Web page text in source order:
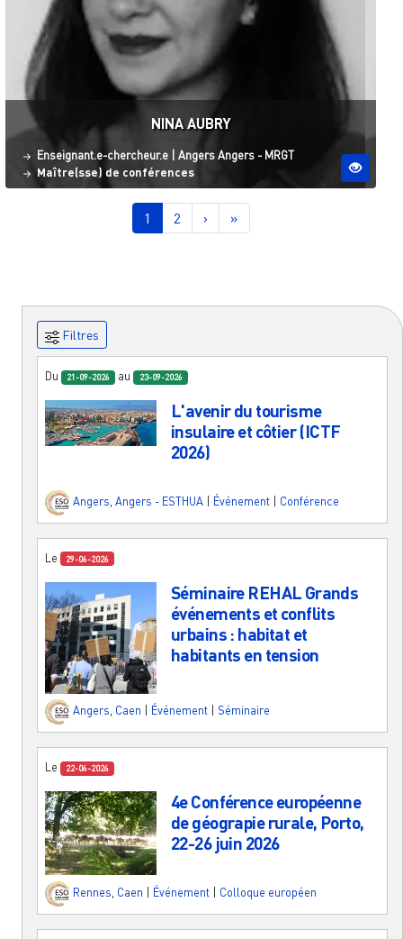
NINA AUBRY
Statut
Enseignant.e-chercheur.e Site ESO
Angers Angers - MRGT
Maître(sse) de conférences
Page courante
1 Page
2 Page suivante
› Dernière page
»
Filtres
Du 21-09-2026 au 23-09-2026
L'avenir du tourisme
insulaire et côtier (ICTF
2026)
Angers Angers - ESTHUA Événement Conférence
Le 29-06-2026
Séminaire REHAL Grands
événements et conflits
urbains : habitat et
habitants en tension
Angers, Caen Événement Séminaire
Le 22-06-2026
4e Conférence européenne
de géograpie rurale, Porto,
22-26 juin 2026
Rennes Caen Événement Colloque européen